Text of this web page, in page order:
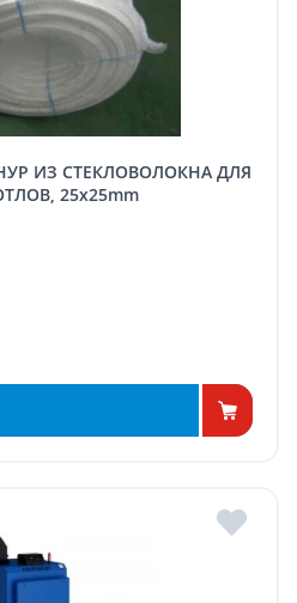
25x25mm